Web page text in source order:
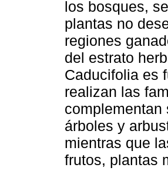
los bosques,
plantas no
regiones
del estrato
Caducifolia es
realizan las
árboles y
mientras que
frutos, plantas